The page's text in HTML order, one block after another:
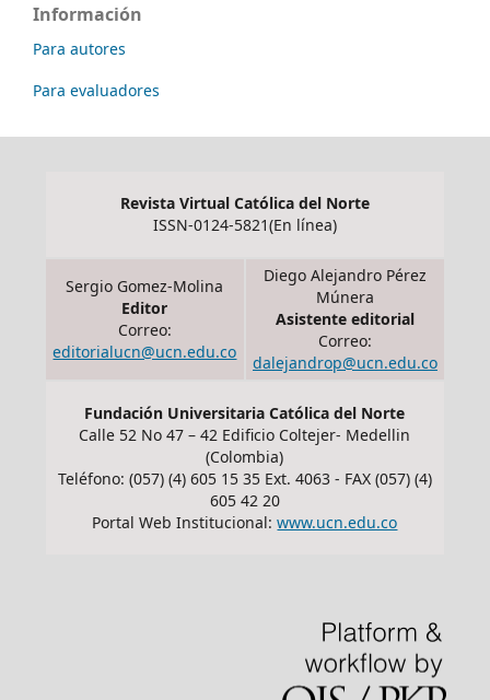
Información
Para autores
Para evaluadores
Revista Virtual Católica del Norte
ISSN-0124-5821(En línea)
Sergio Gomez-Molina
Editor
Correo:
editorialucn@ucn.edu.co
Diego Alejandro Pérez
Múnera
Asistente editorial
Correo:
dalejandrop@ucn.edu.co
Fundación Universitaria Católica del Norte
Calle 52 No 47 – 42 Edificio Coltejer- Medellin
(Colombia)
Teléfono: (057) (4) 605 15 35 Ext. 4063 - FAX (057) (4)
605 42 20
Portal Web Institucional:www.ucn.edu.co